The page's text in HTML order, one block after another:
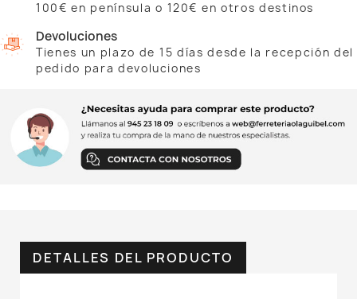
100€ en península o 120€ en otros destinos
Devoluciones
Tienes un plazo de 15 días desde la recepción del
pedido para devoluciones
DETALLES DEL PRODUCTO